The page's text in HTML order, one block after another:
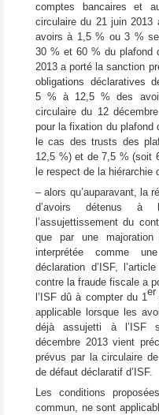
comptes bancaires et
circulaire du 21 juin 2013
avoirs à 1,5 % ou 3 %
30 % et 60 % du plafond
2013 a porté la sanction
obligations déclaratives
5 % à 12,5 % des
circulaire du 12
pour la fixation du plafond
le cas des trusts des
12,5 %) et de 7,5 % (soit
le respect de la hiérarchie
– alors qu’auparavant, la
d’avoirs détenus à
l’assujettissement du
que par une
interprétée comme
déclaration d’ISF,
contre la fraude fiscale a
l’ISF dû à compter du 1er
applicable lorsque les
déjà assujetti à l’ISF
décembre 2013 vient
prévus par la circulaire
de défaut déclaratif d’ISF.
Les conditions
commun, ne sont